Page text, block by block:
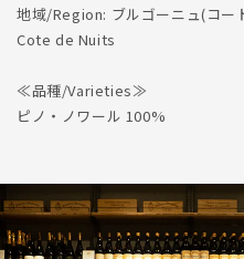
地域/Region: ブルゴーニュ(コ
Cote de Nuits
≪品種/Varieties≫
ピノ・ノワール 100%